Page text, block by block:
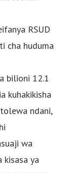
RSUD
cha huduma
bilioni 12.1
kuhakikisha
ndani,
wa
ya